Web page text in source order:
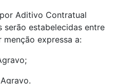
Aditivo Contratual
estabelecidas entre
expressa a: